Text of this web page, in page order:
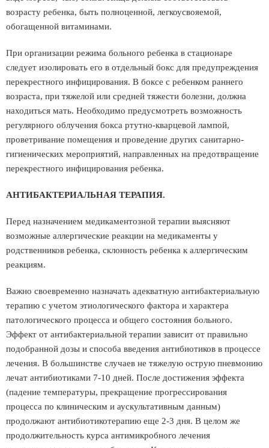
возрасту ребенка, быть полноценной, легкоусвояемой,
обогащенной витаминами.
При организации режима больного ребенка в стационаре
следует изолировать его в отдельный бокс для предупреждения
перекрестного инфицирования. В боксе с ребенком раннего
возраста, при тяжелой или средней тяжести болезни, должна
находиться мать. Необходимо предусмотреть возможность
регулярного облучения бокса ртутно-кварцевой лампой,
проветривание помещения и проведение других санитарно-
гигиенических мероприятий, направленных на предотвращение
перекрестного инфицирования ребенка.
АНТИБАКТЕРИАЛЬНАЯ ТЕРАПИЯ.
Перед назначением медикаментозной терапии выясняют
возможные аллергические реакции на медикаменты у
родственников ребенка, склонность ребенка к аллергическим
реакциям.
Важно своевременно назначать адекватную антибактериальную
терапию с учетом этиологического фактора и характера
патологического процесса и общего состояния больного.
Эффект от антибактериальной терапии зависит от правильно
подобранной дозы и способа введения антибиотиков в процессе
лечения. В большинстве случаев не тяжелую острую пневмонию
лечат антибиотиками 7-10 дней. После достижения эффекта
(падение температуры, прекращение прогрессирования
процесса по клиническим и аускультативным данным)
продолжают антибиотикотерапию еще 2-3 дня. В целом же
продолжительность курса антимикробного лечения